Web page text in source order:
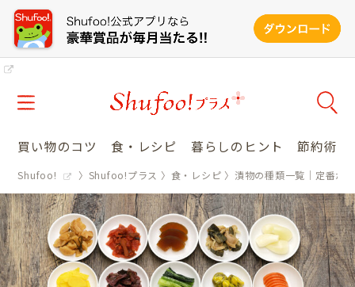
買い物のコツ 食・レシピ 暮らしのヒント 節約術
Shufoo! Shufoo!プラス 食・レシピ 漬物の種類一覧│定番か